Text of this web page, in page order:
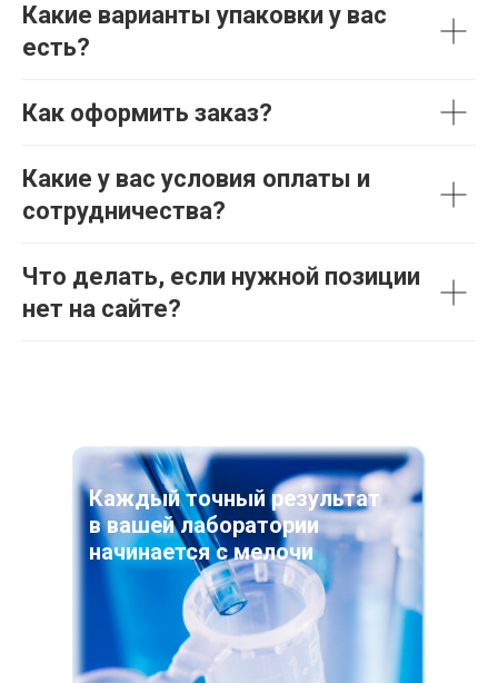
Какие варианты упаковки у вас
есть?
Как оформить заказ?
Какие у вас условия оплаты и
сотрудничества?
Что делать, если нужной позиции
нет на сайте?
Каждый точный результат
в вашей лаборатории
начинается с мелочи